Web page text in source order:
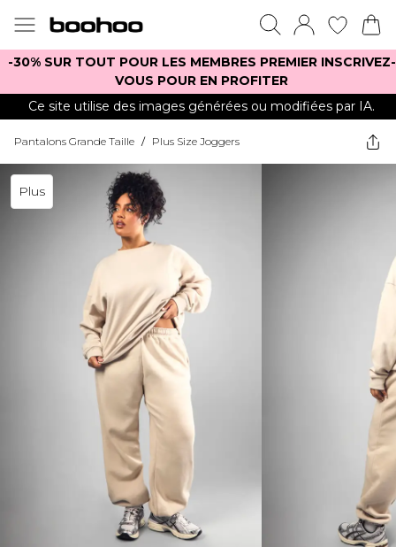
-30% SUR TOUT POUR LES MEMBRES PREMIER INSCRIVEZ-
VOUS POUR EN PROFITER
Ce site utilise des images générées ou modifiées par IA.
Pantalons Grande Taille / Plus Size Joggers
Plus